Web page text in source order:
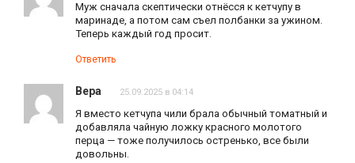
Муж сначала скептически отнёсся к кетчупу в
маринаде, а потом сам съел полбанки за ужином.
Теперь каждый год просит.
Ответить
Вера 25.09.2025 в 04:14
Я вместо кетчупа чили брала обычный томатный и
добавляла чайную ложку красного молотого
перца — тоже получилось остренько, все были
довольны.